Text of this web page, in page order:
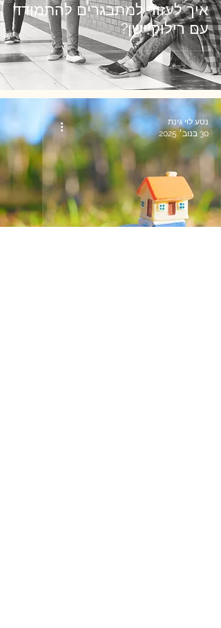
איך לעזור למתבגרים להתמודד
עם רילוקיישן?
נטע לוי גינת
30 בנוב׳ 2025